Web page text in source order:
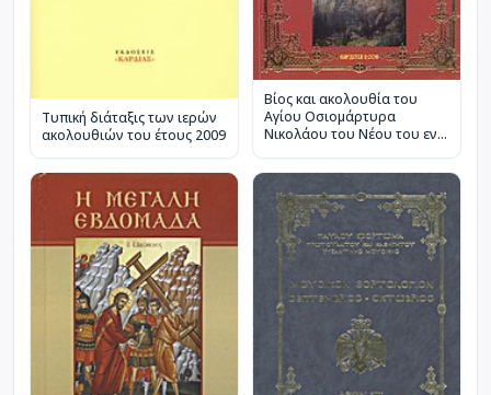
Τυπική διάταξις των ιερών
ακολουθιών του έτους 2009
Βίος και ακολουθία του
Αγίου Οσιομάρτυρα
Νικολάου του Νέου του εν